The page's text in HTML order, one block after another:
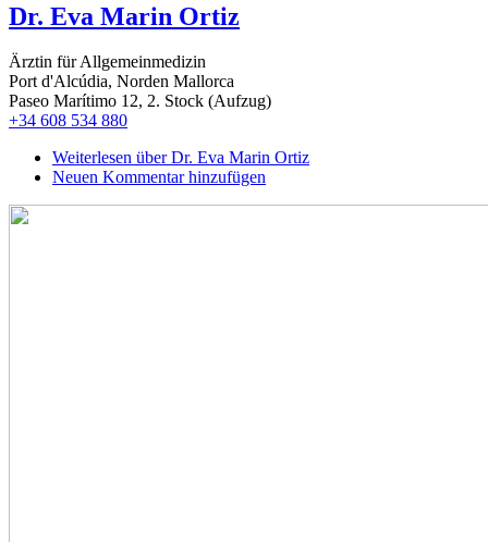
Dr. Eva Marin Ortiz
Ärztin für Allgemeinmedizin
Port d'Alcúdia, Norden Mallorca
Paseo Marítimo 12, 2. Stock (Aufzug)
+34 608 534 880
Weiterlesen über Dr. Eva Marin Ortiz
Neuen Kommentar hinzufügen